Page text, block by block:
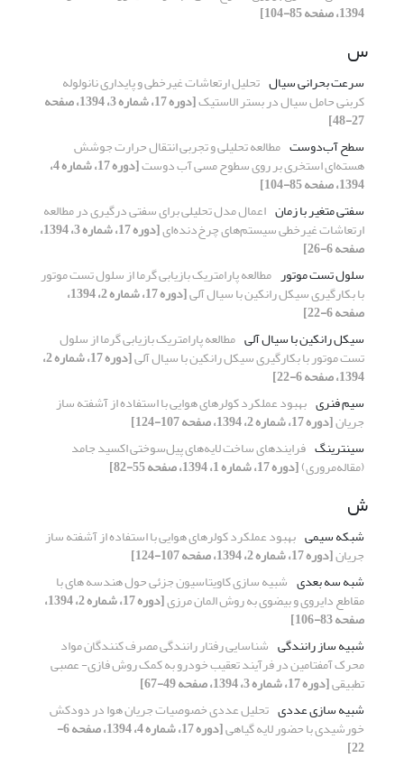
1394، صفحه 85-104]
س
سرعت بحرانی سیال تحلیل ارتعاشات غیرخطی و پایداری نانولوله
کربنی حامل سیال در بستر الاستیک [دوره 17، شماره 3، 1394، صفحه
27-48]
سطح آب‌دوست مطالعه تحلیلی و تجربی انتقال حرارت جوشش
هسته‌ای استخری بر روی سطوح مسی آب دوست [دوره 17، شماره 4،
1394، صفحه 85-104]
سفتی متغیر با زمان اعمال مدل تحلیلی برای سفتی درگیری در مطالعه
ارتعاشات غیرخطی سیستم‌های چرخ‌دنده‌ای [دوره 17، شماره 3، 1394،
صفحه 6-26]
سلول تست موتور مطالعه پارامتریک بازیابی گرما از سلول تست موتور
با بکارگیری سیکل رانکین با سیال آلی [دوره 17، شماره 2، 1394،
صفحه 6-22]
سیکل رانکین با سیال آلی مطالعه پارامتریک بازیابی گرما از سلول
تست موتور با بکارگیری سیکل رانکین با سیال آلی [دوره 17، شماره 2،
1394، صفحه 6-22]
سیم فنری بهبود عملکرد کولرهای هوایی با استفاده از آشفته ساز
جریان[دوره 17، شماره 2، 1394، صفحه 107-124]
سینترینگ فرایندهای ساخت لایه‌های پیل‌سوختی ‌اکسید‌ جامد
(مقاله‌مروری)[دوره 17، شماره 1، 1394، صفحه 55-82]
ش
شبکه سیمی بهبود عملکرد کولرهای هوایی با استفاده از آشفته ساز
جریان[دوره 17، شماره 2، 1394، صفحه 107-124]
شبه سه بعدی شبیه سازی کاویتاسیون جزئی حول هندسه های با
مقاطع دایروی و بیضوی به روش المان مرزی [دوره 17، شماره 2، 1394،
صفحه 83-106]
شبیه ساز رانندگی شناسایی رفتار رانندگی مصرف کنندگان مواد
محرک آمفتامین در فرآیند تعقیب خودرو به کمک روش فازی- عصبی
تطبیقی[دوره 17، شماره 3، 1394، صفحه 49-67]
شبیه سازی عددی تحلیل عددی خصوصیات جریان هوا در دودکش
خورشیدی با حضور لایه گیاهی [دوره 17، شماره 4، 1394، صفحه 6-
22]